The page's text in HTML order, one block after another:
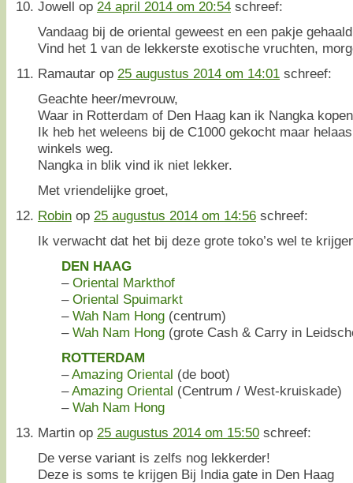
Jowell op 24 april 2014 om 20:54 schreef:
Vandaag bij de oriental geweest en een pakje
Vind het 1 van de lekkerste exotische vruchten,
Ramautar op 25 augustus 2014 om 14:01 schreef:
Geachte heer/mevrouw,
Waar in Rotterdam of Den Haag kan ik Nangka
Ik heb het weleens bij de C1000 gekocht maar
winkels weg.
Nangka in blik vind ik niet lekker.
Met vriendelijke groet,
Robin op 25 augustus 2014 om 14:56 schreef:
Ik verwacht dat het bij deze grote toko’s wel te
DEN HAAG
– Oriental Markthof
– Oriental Spuimarkt
– Wah Nam Hong (centrum)
– Wah Nam Hong (grote Cash & Carry in
ROTTERDAM
–Amazing Oriental (de boot)
–Amazing Oriental (Centrum / West-kruiskade)
– Wah Nam Hong
Martin op 25 augustus 2014 om 15:50 schreef:
De verse variant is zelfs nog lekkerder!
Deze is soms te krijgen Bij India gate in Den Haag